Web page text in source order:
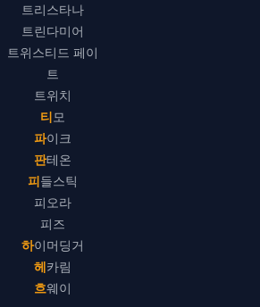
트리스타나
트린다미어
트위스티드 페이
트
트위치
티모
파이크
판테온
피들스틱
피오라
피즈
하이머딩거
헤카림
흐웨이